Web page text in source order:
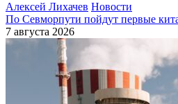
Алексей Лихачев Новости
По Севморпути пойдут первые
7 августа 2026